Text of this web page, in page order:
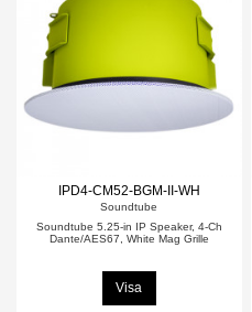
IPD4-CM52-BGM-II-WH
Soundtube
Soundtube 5.25-in IP Speaker, 4-Ch
Dante/AES67, White Mag Grille
Visa